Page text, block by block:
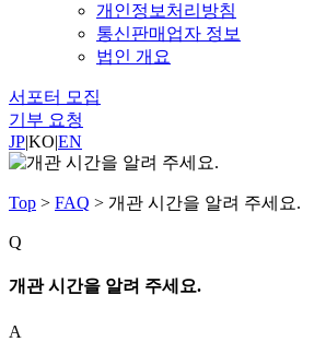
개인정보처리방침
통신판매업자 정보
법인 개요
서포터 모집
기부 요청
JP|KO|EN
Top > FAQ > 개관 시간을 알려 주세요.
Q
개관 시간을 알려 주세요.
A